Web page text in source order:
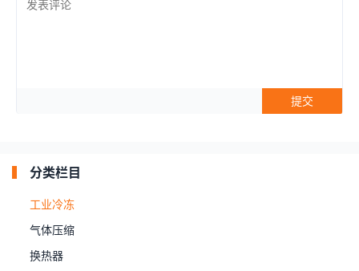
分类栏目
工业冷冻
气体压缩
换热器